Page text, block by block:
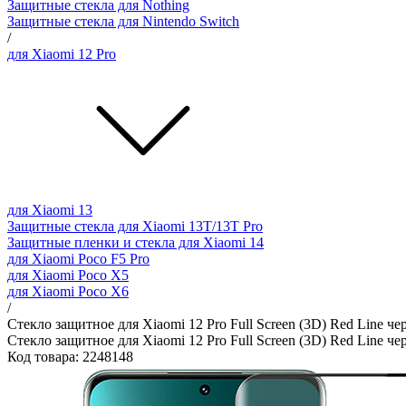
Защитные стекла для Nothing
Защитные стекла для Nintendo Switch
/
для Xiaomi 12 Pro
для Xiaomi 13
Защитные стекла для Xiaomi 13T/13T Pro
Защитные пленки и стекла для Xiaomi 14
для Xiaomi Poco F5 Pro
для Xiaomi Poco X5
для Xiaomi Poco X6
/
Стекло защитное для Xiaomi 12 Pro Full Screen (3D) Red Line
Стекло защитное для Xiaomi 12 Pro Full Screen (3D) Red Line
Код товара: 2248148